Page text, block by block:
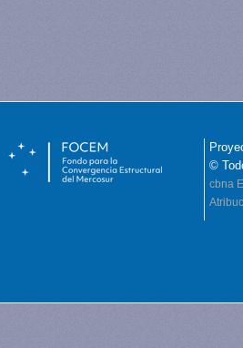
©
cbna